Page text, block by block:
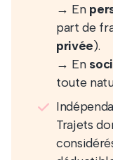
→ En
part de
privée).
→ En
toute
Trajets